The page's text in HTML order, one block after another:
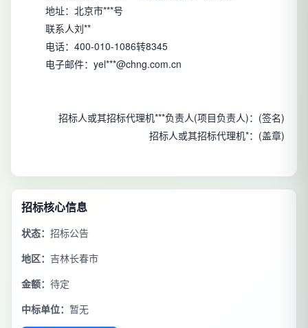
地址：北京市***号
联系人刘**
电话：400-010-1086转8345
电子邮件：yel***@chng.com.cn
招标人或其招标代理机***负责人(项目负责人)：(签名)
招标人或其招标代理机*：(盖章)
招标核心信息
状态： 招标公告
地区： 吉林长春市
金额： 待定
中标单位： 暂无